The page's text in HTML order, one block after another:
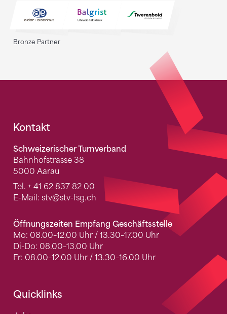
Bronze Partner
Fusszeile
Kontakt
Schweizerischer Turnverband
Bahnhofstrasse 38
5000 Aarau
Tel. + 41 62 837 82 00
E-Mail: stv@stv-fsg.ch
Öffnungszeiten Empfang Geschäftsstelle
Mo: 08.00–12.00 Uhr / 13.30–17.00 Uhr
Di-Do: 08.00–13.00 Uhr
Fr: 08.00–12.00 Uhr / 13.30–16.00 Uhr
Quicklinks